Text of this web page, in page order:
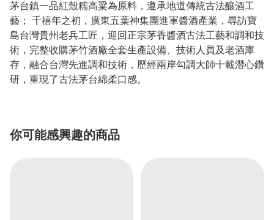
茅台鎮一品紅殼糯高粱為原料，遵承地道傳統古法釀酒工
藝； 千禧年之初，廣東五葉神集團進軍醬酒產業，尋訪寶
島台灣貴州老兵工匠，迎回正宗茅香醬酒古法工藝和調和技
術，完整收購茅竹酒廠全套生產設備、技術人員及老酒庫
存，融合台灣先進調和技術，歷經兩岸勾調大師十載潛心鑽
研，重現了古法茅台綿柔口感。
你可能感興趣的商品